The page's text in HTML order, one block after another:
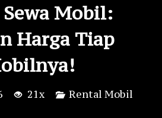
Mobil:
Harga Tiap
21x Rental Mobil